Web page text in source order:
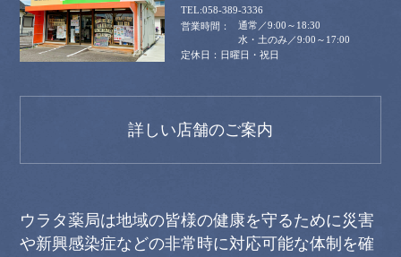
058-389-3336
通常／9:00～18:30
水・土のみ／9:00～17:00
日曜日・祝日
詳しい店舗のご案内
ウラタ薬局は地域の皆様の健康を守るために災害
や新興感染症などの非常時に対応可能な体制を確